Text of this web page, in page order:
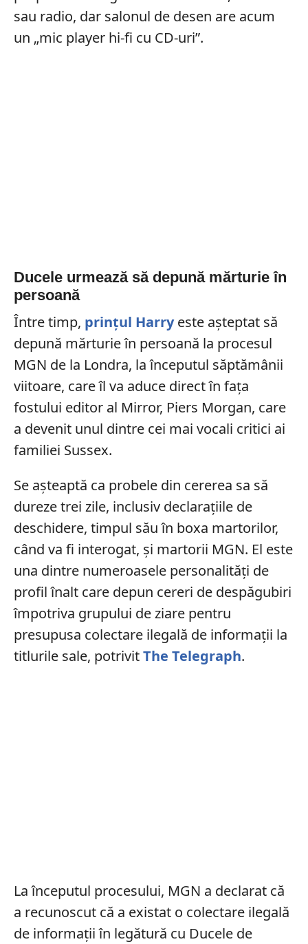
sau radio, dar salonul de desen are acum
un „mic player hi-fi cu CD-uri”.
Ducele urmează să depună mărturie în
persoană
Între timp, prințul Harryeste așteptat să
depună mărturie în persoană la procesul
MGN de la Londra, la începutul săptămânii
viitoare, care îl va aduce direct în fața
fostului editor al Mirror, Piers Morgan, care
a devenit unul dintre cei mai vocali critici ai
familiei Sussex.
Se așteaptă ca probele din cererea sa să
dureze trei zile, inclusiv declarațiile de
deschidere, timpul său în boxa martorilor,
când va fi interogat, și martorii MGN. El este
una dintre numeroasele personalități de
profil înalt care depun cereri de despăgubiri
împotriva grupului de ziare pentru
presupusa colectare ilegală de informații la
titlurile sale, potrivitThe Telegraph.
La începutul procesului, MGN a declarat că
a recunoscut că a existat o colectare ilegală
de informații în legătură cu Ducele de